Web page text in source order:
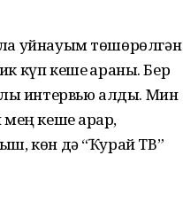
уйнауым төшөрөлгән
күп кеше ҡараны. Бер
интервью алды. Мин
кеше ҡарар,
көн дә “Ҡурай ТВ”